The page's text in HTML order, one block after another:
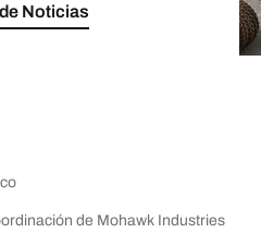
Noticias
de Mohawk Industries